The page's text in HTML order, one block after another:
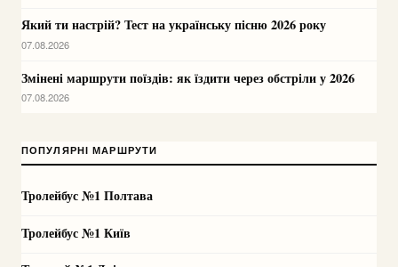
Який ти настрій? Тест на українську пісню 2026 року
07.08.2026
Змінені маршрути поїздів: як їздити через обстріли у 2026
07.08.2026
ПОПУЛЯРНІ МАРШРУТИ
Тролейбус №1 Полтава
Тролейбус №1 Київ